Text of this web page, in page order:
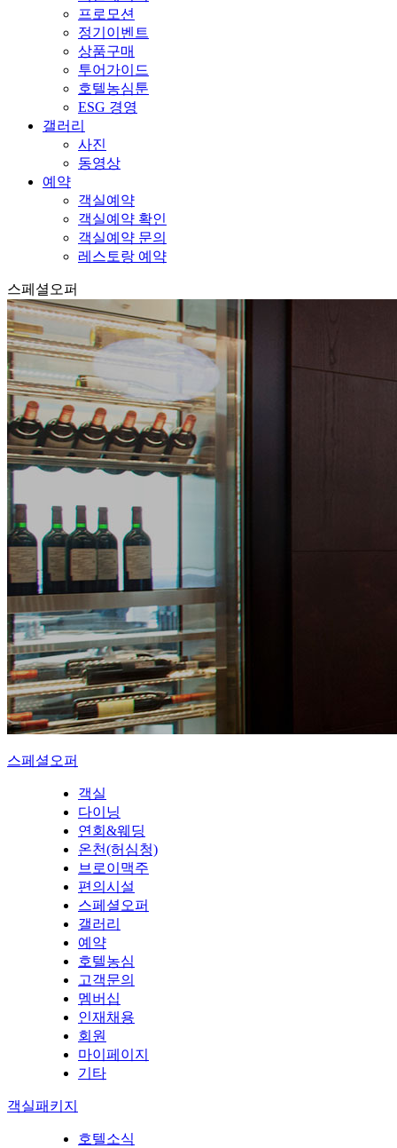
프로모션
정기이벤트
상품구매
투어가이드
호텔농심툰
ESG 경영
갤러리
사진
동영상
예약
객실예약
객실예약 확인
객실예약 문의
레스토랑 예약
스페셜오퍼
스페셜오퍼
객실
다이닝
연회&웨딩
온천(허심청)
브로이맥주
편의시설
스페셜오퍼
갤러리
예약
호텔농심
고객문의
멤버십
인재채용
회원
마이페이지
기타
객실패키지
호텔소식